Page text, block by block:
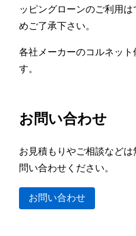
ッピングローンのご利用
めご了承下さい。
各社メーカーのコルネット
す。
お問い合わせ
お見積もりやご相談など
問い合わせください。
お問い合わせ